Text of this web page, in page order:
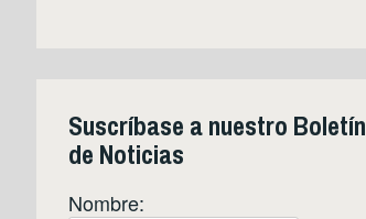
Suscríbase a nuestro Boletín
de Noticias
Nombre: